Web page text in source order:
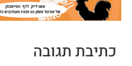
כתיבת תגובה